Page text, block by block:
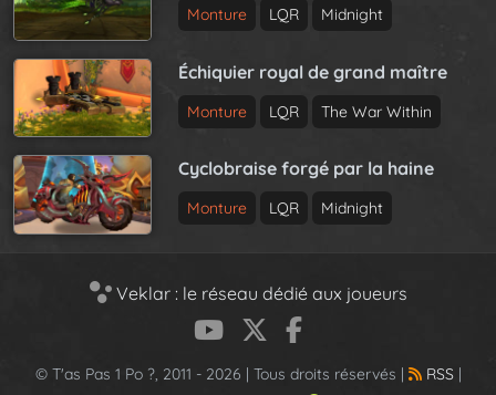
Monture LQR Midnight
Échiquier royal de grand maître
Monture LQR The War Within
Cyclobraise forgé par la haine
Monture LQR Midnight
Veklar : le réseau dédié aux joueurs
© T'as Pas 1 Po ?, 2011 - 2026 | Tous droits réservés | RSS|